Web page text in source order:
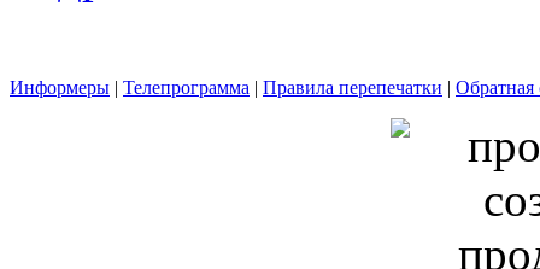
Информеры | Телепрограмма | Правила перепечатки | Обратная